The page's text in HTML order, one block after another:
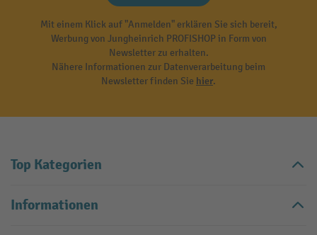
Mit einem Klick auf "Anmelden" erklären Sie sich bereit,
Werbung von Jungheinrich PROFISHOP in Form von
Newsletter zu erhalten.
Nähere Informationen zur Datenverarbeitung beim
Newsletter finden Sie hier.
Top Kategorien
Informationen